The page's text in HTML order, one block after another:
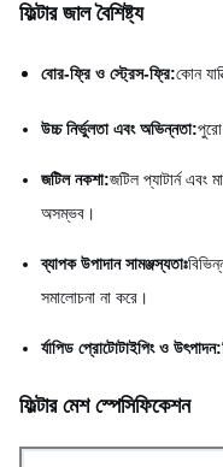
ফিল্টার জাল বৈশিষ্ট্য
বোর-ফ্রি ও স্ট্রেস-ফ্রি:কোন
উচ্চ নির্ভুলতা এবং অভিন্নতা:পুরো
জটিল নকশা:জটিল প্যাটার্ন এবং
অসম্ভব।
ব্যাপক উপাদান সামঞ্জস্যতাঃ
সমালোচনা না করে।
র্যাপিড প্রোটোটাইপিং ও উৎপাদন:
ফিল্টার মেশ স্পেসিফিকেশন